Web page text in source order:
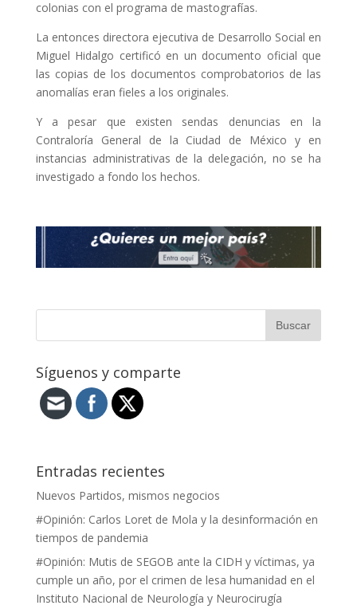
colonias con el programa de mastografías.
La entonces directora ejecutiva de Desarrollo Social en
Miguel Hidalgo certificó en un documento oficial que
las copias de los documentos comprobatorios de las
anomalías eran fieles a los originales.
Y a pesar que existen sendas denuncias en la
Contraloría General de la Ciudad de México y en
instancias administrativas de la delegación, no se ha
investigado a fondo los hechos.
Síguenos y comparte
Entradas recientes
Nuevos Partidos, mismos negocios
#Opinión: Carlos Loret de Mola y la desinformación en
tiempos de pandemia
#Opinión: Mutis de SEGOB ante la CIDH y víctimas, ya
cumple un año, por el crimen de lesa humanidad en el
Instituto Nacional de Neurología y Neurocirugía